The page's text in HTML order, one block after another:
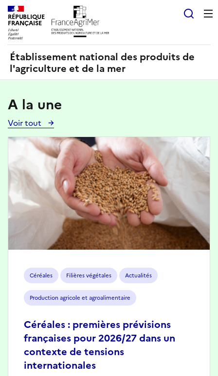
RÉPUBLIQUE
FRANÇAISE
Établissement national des produits de
l'agriculture et de la mer
A la une
Voir tout
Voir
toutes
les
actualités
Céréales Filières végétales Actualités
Production agricole et agroalimentaire
Céréales : premières prévisions
françaises pour 2026/27 dans un
contexte de tensions
internationales
Image
Panneau de gestion des cookies